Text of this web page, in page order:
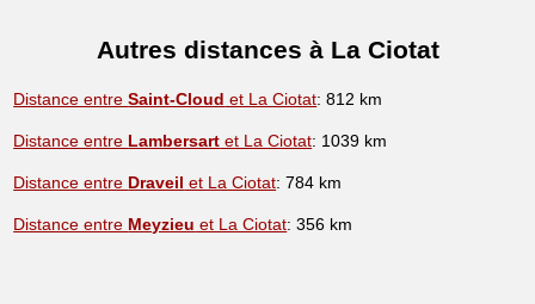
Autres distances à La Ciotat
Distance entreSaint-Cloud et La Ciotat: 812 km
Distance entre Lambersart et La Ciotat: 1039 km
Distance entre Draveil et La Ciotat: 784 km
Distance entre Meyzieu et La Ciotat: 356 km